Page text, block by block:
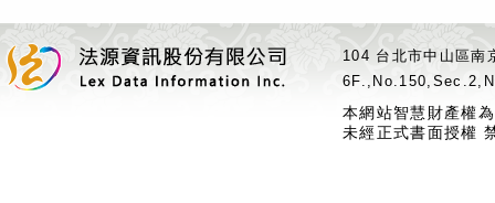
104 台北市中山區
本網站智慧財產權
未經正式書面授權